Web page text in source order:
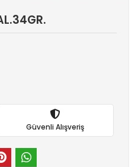
Güvenli Alışveriş